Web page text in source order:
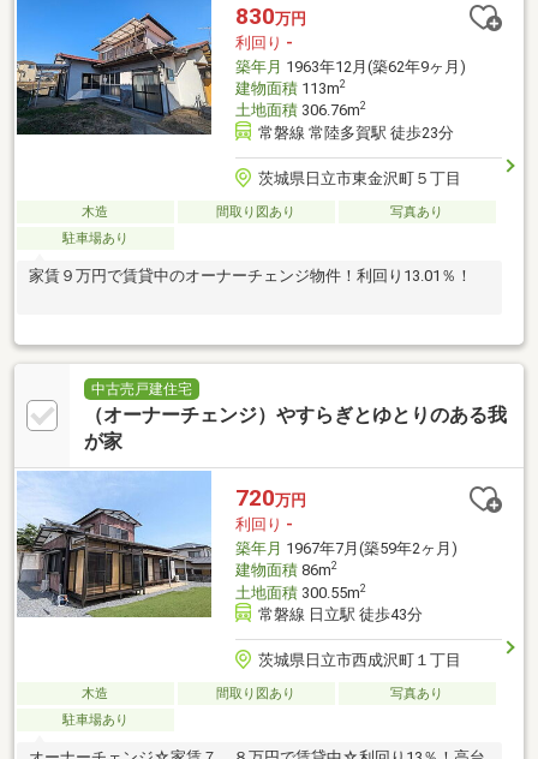
830万円
利回り -
築年月 1963年12月(築62年9ヶ月)
建物面積113m2
土地面積306.76m2
常磐線 常陸多賀駅 徒歩23分
茨城県日立市東金沢町５丁目
木造 間取り図あり
写真あり
駐車場あり
家賃９万円で賃貸中のオーナーチェンジ物件！利回り13.01％！
中古売戸建住宅
（オーナーチェンジ）やすらぎとゆとりのある我
が家
720万円
利回り -
築年月 1967年7月(築59年2ヶ月)
建物面積86m2
土地面積300.55m2
常磐線 日立駅 徒歩43分
茨城県日立市西成沢町１丁目
木造 間取り図あり
写真あり
駐車場あり